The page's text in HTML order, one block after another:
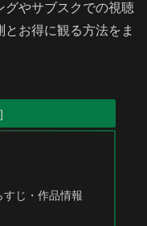
グやサブスクでの視聴
お得に観る方法をま
すじ・作品情報